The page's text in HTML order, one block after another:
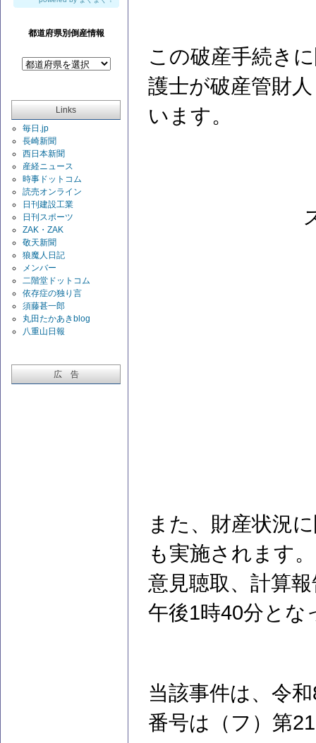
都道府県別倒産情報
Links
毎日.jp
長崎新聞
西日本新聞
産経ニュース
時事ドットコム
読売オンライン
日刊建設工業
日刊スポーツ
ZAK・ZAK
敬天新聞
狼魔人日記
メンバー
二階堂ドットコム
依存症の独り言
須藤甚一郎
丸田たかあきblog
八重山日報
広 告
この破産手続き
護士が破産管財
います。
また、財産状況
も実施されます
意見聴取、計算
午後1時40分とな
当該事件は、令
番号は（フ）第